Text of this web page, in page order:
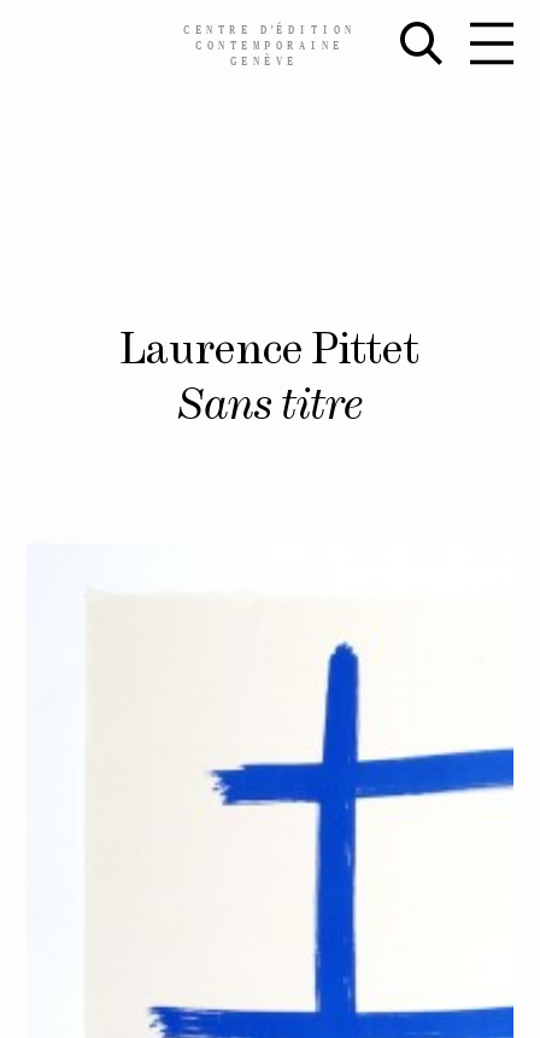
CENTRE D’ÉDITION
CONTEMPORAINE
GENÈVE
Laurence Pittet
Sans titre